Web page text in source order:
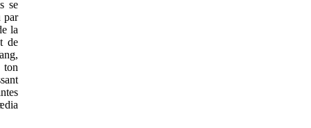
se
par
la
de
ton